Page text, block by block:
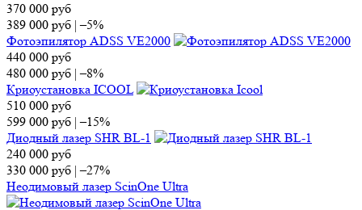
370 000 руб
389 000 руб |–5%
Фотоэпилятор ADSS VE2000
440 000 руб
480 000 руб |–8%
Криоустановка ICOOL
510 000 руб
599 000 руб |–15%
Диодный лазер SHR BL-1
240 000 руб
330 000 руб |–27%
Неодимовый лазер ScinOne Ultra